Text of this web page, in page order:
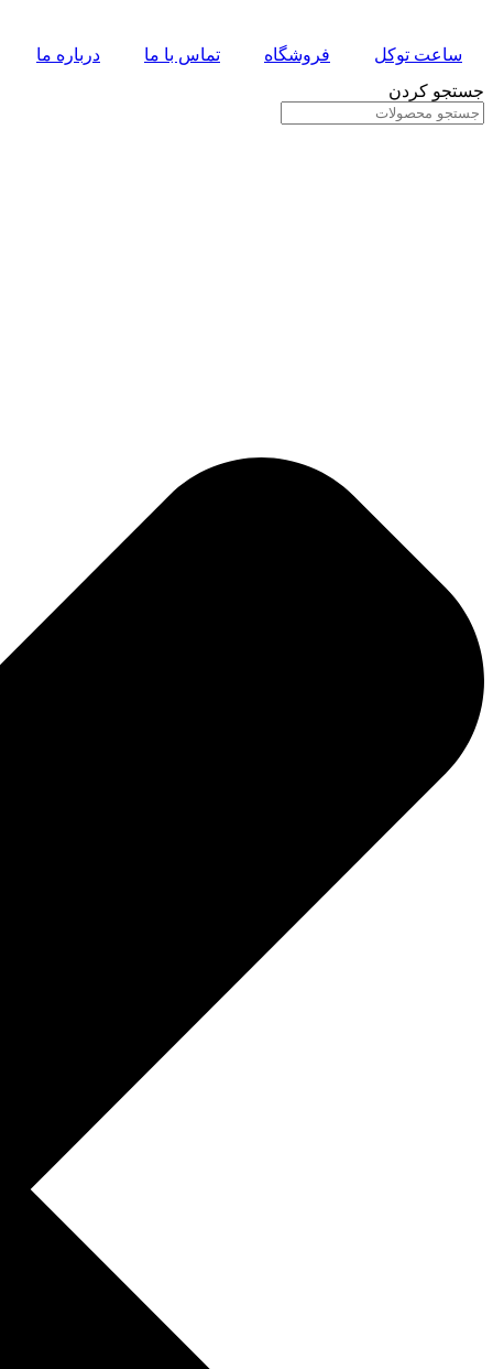
محتواساعت توکل فروشگاه تماس با ما
درباره ما
جستجو کردن